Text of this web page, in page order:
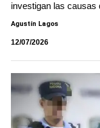
investigan las causas
Agustín Lagos
12/07/2026